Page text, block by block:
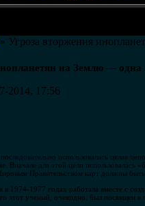
» Угроза вторжения
на Землю —
2014, 17:56
использовалась целая
Вначале для этой цели
Правительством карт должны быть
в 1974-1977 годах работала вместе с
этот ученый, очевидно, был посвящен в